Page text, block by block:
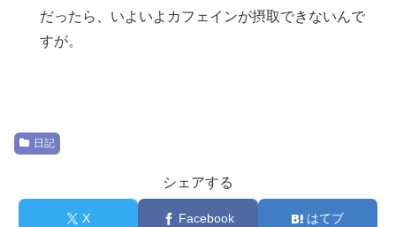
だったら、いよいよカフェインが摂取できないんで
すが。
日記
シェアする
X Facebook はてブ